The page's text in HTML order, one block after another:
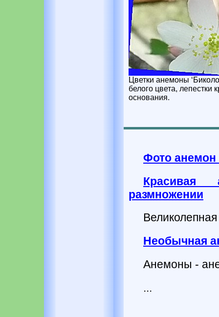
Цветки анемоны
белого цвета, лепестки
основания.
Фото
размножении
Необычная
Анемоны -
...